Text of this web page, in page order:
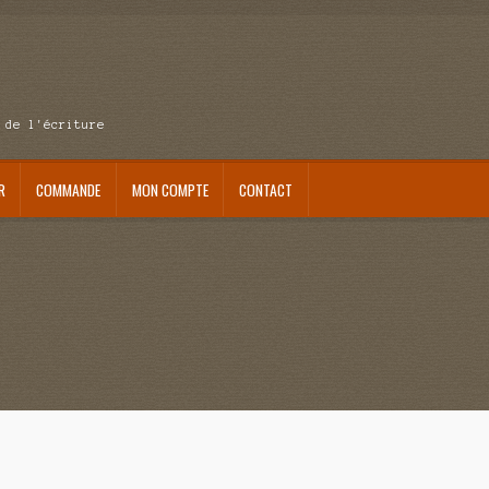
de l'écriture
COMMANDE MON COMPTE CONTACT